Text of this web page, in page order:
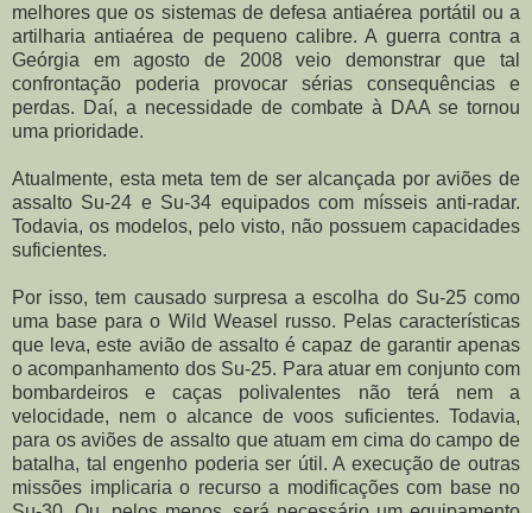
melhores que os sistemas de defesa antiaérea portátil ou a
artilharia antiaérea de pequeno calibre. A guerra contra a
Geórgia em agosto de 2008 veio demonstrar que tal
confrontação poderia provocar sérias consequências e
perdas. Daí, a necessidade de combate à DAA se tornou
uma prioridade.
Atualmente, esta meta tem de ser alcançada por aviões de
assalto Su-24 e Su-34 equipados com mísseis anti-radar.
Todavia, os modelos, pelo visto, não possuem capacidades
suficientes.
Por isso, tem causado surpresa a escolha do Su-25 como
uma base para o Wild Weasel russo. Pelas características
que leva, este avião de assalto é capaz de garantir apenas
o acompanhamento dos Su-25. Para atuar em conjunto com
bombardeiros e caças polivalentes não terá nem a
velocidade, nem o alcance de voos suficientes. Todavia,
para os aviões de assalto que atuam em cima do campo de
batalha, tal engenho poderia ser útil. A execução de outras
missões implicaria o recurso a modificações com base no